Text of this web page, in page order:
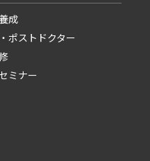
成
ポストドクター
ミナー